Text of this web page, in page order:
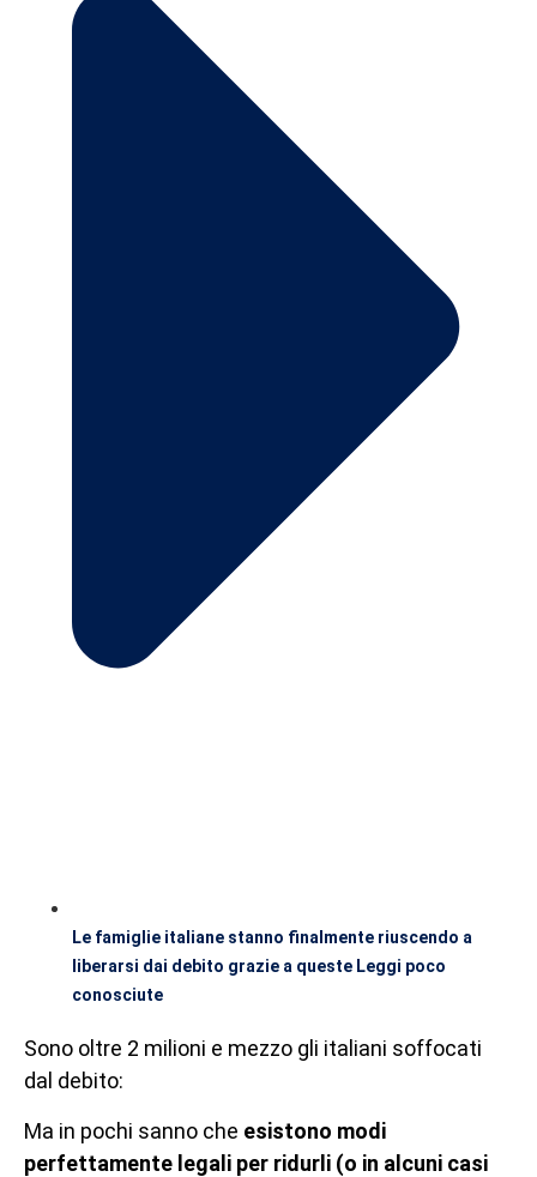
Le famiglie italiane stanno finalmente riuscendo a
liberarsi dai debito grazie a queste Leggi poco
conosciute
Sono oltre 2 milioni e mezzo gli italiani soffocati
dal debito:
Ma in pochi sanno che esistono modi
perfettamente legali per ridurli (o in alcuni casi